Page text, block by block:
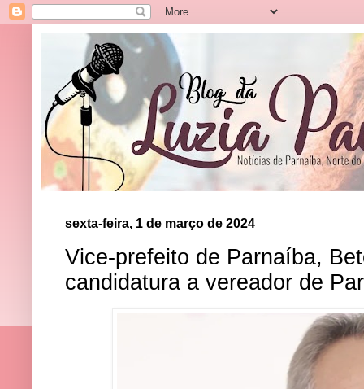
sexta-feira, 1 de março de 2024
Vice-prefeito de Parnaíba,
candidatura a vereador de